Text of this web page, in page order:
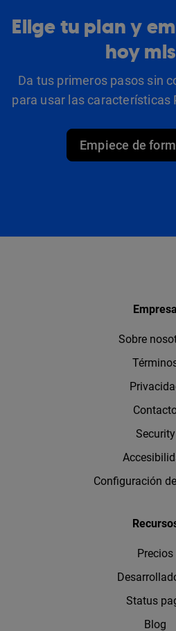
Elige tu plan y
hoy
Da tus primeros pasos sin
para usar las características
Empiece de
Empresa
Sobre
Security
Configuración
Precios
Status
Blog